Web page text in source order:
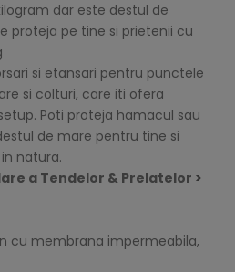
dar este destul de
proteja pe tine si prietenii cu
si etansari pentru punctele
si colturi, care iti ofera
Poti proteja hamacul sau
de mare pentru tine si
natura.
a Tendelor & Prelatelor >
cu membrana impermeabila,